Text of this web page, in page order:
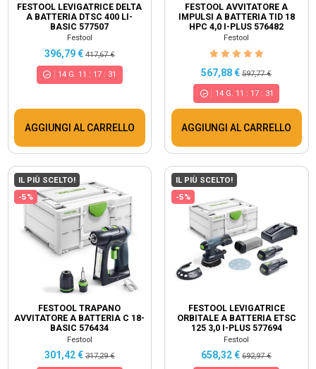
FESTOOL LEVIGATRICE DELTA
A BATTERIA DTSC 400 LI-
BASIC 577507
Festool
396,79 € 417,67 €
14 G. 11 : 17 : 30
AGGIUNGI AL CARRELLO
FESTOOL AVVITATORE A
IMPULSI A BATTERIA TID 18
HPC 4,0 I-PLUS 576482
Festool
567,88 €597,77 €
14G. 11 : 17: 30
AGGIUNGI AL CARRELLO
IL PIÙ SCELTO!
-5%
FESTOOL TRAPANO
AVVITATORE A BATTERIA C 18-
BASIC 576434
Festool
301,42 € 317,29 €
IL PIÙ SCELTO!
-5%
FESTOOL LEVIGATRICE
ORBITALE A BATTERIA ETSC
125 3,0 I-PLUS 577694
Festool
658,32 €692,97 €